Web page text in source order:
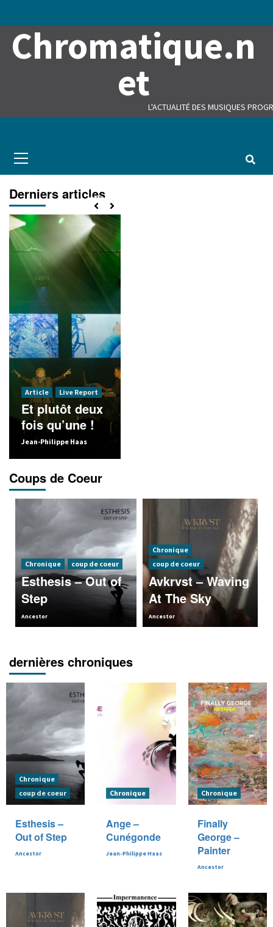
Chromatique.n
et
L'ACTUALITÉ DES MUSIQUES
Menu
Derniers articles
Article Live Report
Et plutôt deux
fois qu’une !
Jean-Philippe Haas
Coups de Coeur
Chronique coup de coeur
Esthesis – Out of
Step
Ancestor
Chronique
coup de coeur
Avkrvst – Waving
At The Sky
Ancestor
dernières chroniques
Chronique
coup de coeur
Esthesis –
Out of Step
Ancestor
Chronique
Ange –
Cunégonde
Jean-Philippe Haas
Chronique
Finally
George –
Painter
Ancestor